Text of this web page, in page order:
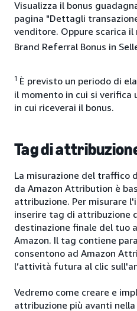
Visualizza il bonus
pagina "Dettagli
venditore. Oppure scarica
Brand Referral Bonus in
1 È previsto un periodo di
il momento in cui si verifica
in cui riceverai il bonus.
Tag di
La misurazione del traffico
da Amazon Attribution è
attribuzione. Per misurare
inserire tag di attribuzione
destinazione finale del tuo
Amazon. Il tag contiene
consentono ad Amazon
l’attività futura al clic
Vedremo come creare e
attribuzione più avanti